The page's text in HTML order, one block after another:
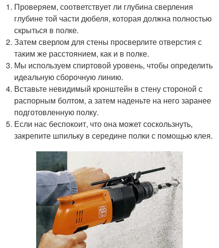
Проверяем, соответствует ли глубина сверления
глубине той части дюбеля, которая должна полностью
скрыться в полке.
Затем сверлом для стены просверлите отверстия с
таким же расстоянием, как и в полке.
Мы используем спиртовой уровень, чтобы определить
идеальную сборочную линию.
Вставьте невидимый кронштейн в стену стороной с
распорным болтом, а затем наденьте на него заранее
подготовленную полку.
Если нас беспокоит, что она может соскользнуть,
закрепите шпильку в середине полки с помощью клея.